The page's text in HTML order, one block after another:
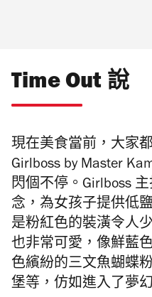
Time Out 說
現在美食當前，大家
Girlboss by Master
閃個不停。Girlboss
念，為女孩子提供低
是粉紅色的裝潢令人
也非常可愛，像鮮藍
色繽紛的三文魚蝴蝶
堡等，仿如進入了夢